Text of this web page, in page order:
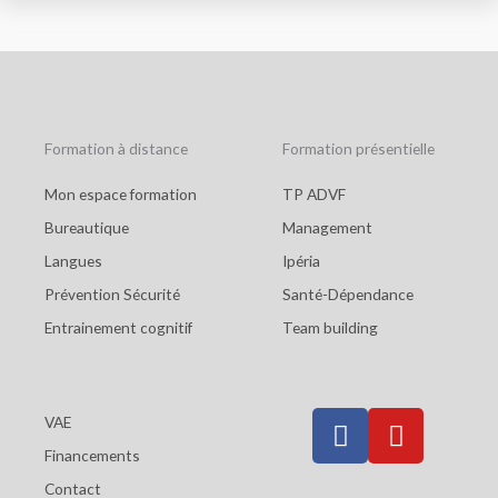
Formation à distance
Mon espace formation
Bureautique
Langues
Prévention Sécurité
Entrainement cognitif
Formation présentielle
TP ADVF
Management
Ipéria
Santé-Dépendance
Team building
VAE
Financements
Contact
F
a
Y
o